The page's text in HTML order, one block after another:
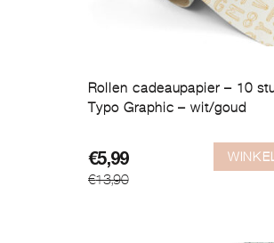
Rollen cadeaupapier – 10
Typo Graphic – wit/goud
€13,90
Oorspronkelijke
prijs
€5,99
Huidige
prijs